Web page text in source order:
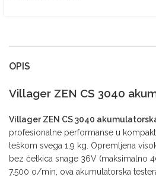
OPIS
Villager ZEN CS 3040
Villager ZEN CS 3040
profesionalne performanse u
teškom svega 1,9 kg. Opremljena
bez četkica snage 36V (maksimalno
7.500 o/min, ova akumulatorska